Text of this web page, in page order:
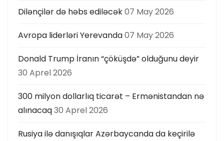
Dilənçilər də həbs ediləcək07 May 2026
Avropa liderləri Yerevanda07 May 2026
Donald Trump İranın “çöküşdə” olduğunu deyir
30 Aprel 2026
300 milyon dollarlıq ticarət – Ermənistandan nə
alınacaq30 Aprel 2026
Rusiya ilə danışıqlar Azərbaycanda da keçirilə